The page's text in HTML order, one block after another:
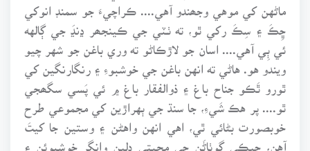
ماڻهن کي موهي وجھندو آهي.... ڪراچيءَ جو سمنڊ انوکي
ڇِڪَ ۽ سِڪَ رکي ٿو، ته ٺـٽي جي ڪينجھر ڍنڍَ جي ڳالهه
ئي ٻِي آهي.... اسان جو لاڙڪاڻو ته وري باغن جو شهر چيو
ويندو هو. هاڻي ته انهن باغن جي خوشبوءِ ۽ رنگارنگين کي
ٿورو ٿَڪو جناح باغ ۽ ذوالفقار باغ ۾ ئي پَسي سگھجي
ٿو.... پر هڪ شَيءِ، جا سنڌ جي ٻهراڙين کي مجموعي طرح
خوبصورت بڻائي ٿي، اهي انهن واهڻن ۽ وستين جا کيتَ
آهن، جيڪي ڳوٺاڻَن جي محبتي دلين وانگر خوشبوئن ۽